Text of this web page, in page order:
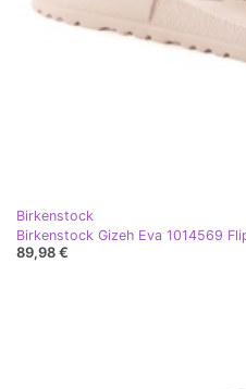
Birkenstock
Birkenstock Gizeh Eva 1014569
89,98 €